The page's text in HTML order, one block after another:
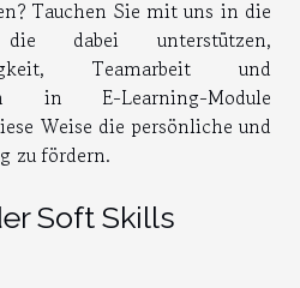
Tauchen Sie mit uns in die
dabei unterstützen,
Teamarbeit und
in E-Learning-Module
Weise die persönliche und
zu fördern.
Soft Skills